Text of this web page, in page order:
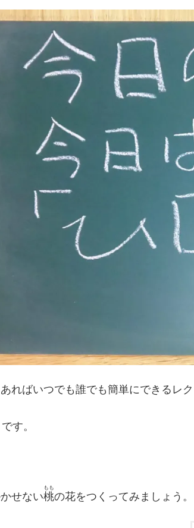
ればいつでも誰でも簡単にできるレ
す。
せない桃
もも
の花をつくってみましょう。